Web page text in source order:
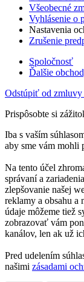
Všeobecné
Vyhlásenie o
Nastavenia
Zrušenie
Spoločnosť
Ďalšie
Odstúpiť od zmluvy
Prispôsobte si
Iba s vaším
aby sme vám mohli
Na tento účel
správaní a
zlepšovanie našej
reklamy a obsahu a
údaje môžeme tiež
zobrazovať vám
kanálov, len ak už
Pred udelením
našimi zásadami